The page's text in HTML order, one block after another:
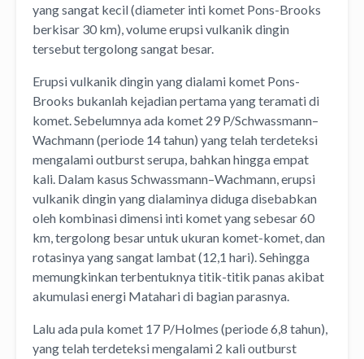
yang sangat kecil (diameter inti komet Pons-Brooks
berkisar 30 km), volume erupsi vulkanik dingin
tersebut tergolong sangat besar.
Erupsi vulkanik dingin yang dialami komet Pons-
Brooks bukanlah kejadian pertama yang teramati di
komet. Sebelumnya ada komet 29 P/Schwassmann–
Wachmann (periode 14 tahun) yang telah terdeteksi
mengalami outburst serupa, bahkan hingga empat
kali. Dalam kasus Schwassmann–Wachmann, erupsi
vulkanik dingin yang dialaminya diduga disebabkan
oleh kombinasi dimensi inti komet yang sebesar 60
km, tergolong besar untuk ukuran komet-komet, dan
rotasinya yang sangat lambat (12,1 hari). Sehingga
memungkinkan terbentuknya titik-titik panas akibat
akumulasi energi Matahari di bagian parasnya.
Lalu ada pula komet 17 P/Holmes (periode 6,8 tahun),
yang telah terdeteksi mengalami 2 kali outburst